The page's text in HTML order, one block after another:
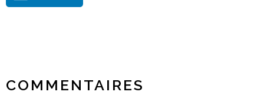
COMMENTAIRES